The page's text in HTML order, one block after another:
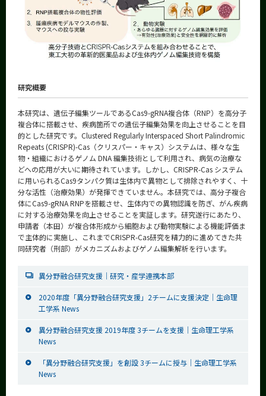
研究概要
本研究は、遺伝子編集ツールであるCas9-gRNA複合体（RNP）を高分子
複合体に搭載させ、疾病箇所での遺伝子編集効果を向上させることを目
的とした研究です。Clustered Regularly Interspaced Short Palindromic
Repeats (CRISPR)-Cas（クリスパー・キャス）システムは、様々な生
物・組織におけるゲノム DNA 編集技術として利用され、病気の治療な
どへの応用が大いに期待されています。しかし、CRISPR-Cas システム
に用いられるCas9タンパク質は生体内で異物として排除されやすく、十
分な活性（治療効果）が発揮できていません。本研究では、高分子複合
体にCas9-gRNA RNPを搭載させ、生体内での異物認識を防ぎ、がん疾病
に対する治療効果を向上させることを実証します。研究遂行にあたり、
申請者（本田）が複合体形成から細胞および動物実験による機能評価ま
で主体的に実施し、これまでCRISPR-Cas研究を精力的に進めてきた共
同研究者（刑部）がメカニズムおよびゲノム編集解析を行います。
異分野融合研究支援｜研究・産学連携本部
2020年度「異分野融合研究支援」2チームに支援決定｜生命理
工学系 News
異分野融合研究支援 2019年度 3チームを支援｜生命理工学系
News
「異分野融合研究支援」を創設 3チームに授与｜生命理工学系
News